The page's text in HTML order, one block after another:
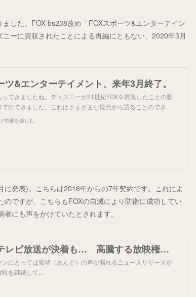
した。FOX bs238改め「FOXスポーツ&エンターテイン
ーに買収されたことによる再編にともない、2020年3月
ツ&エンターテイメント、来年3月終了。
てきましたね。ディズニーが21世紀FOXを買収したことの影
出てきました。これはさまざまな視点から語ることのでき…
中継を楽しむ
発表)。こちらは2016年からの7年契約です。これによ
ですが、こちらもFOXの自滅により防衛に成功してい
にも声をかけていたとされます。
２０１６年のＦ１テレビ放送が決着も… 高騰する放映権は頭痛の種？ - スポーツナビ
にとっては安堵（あんど）の声が漏れるニュースリリースが
を継続して…